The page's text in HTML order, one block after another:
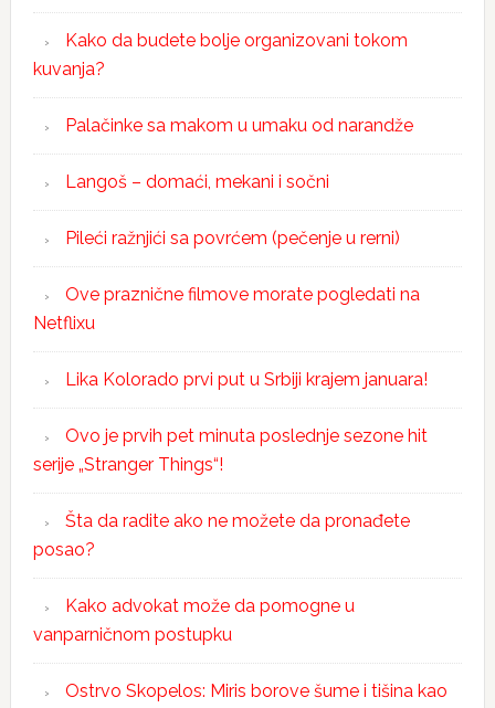
Kako da budete bolje organizovani tokom
kuvanja?
Palačinke sa makom u umaku od narandže
Langoš – domaći, mekani i sočni
Pileći ražnjići sa povrćem (pečenje u rerni)
Ove praznične filmove morate pogledati na
Netflixu
Lika Kolorado prvi put u Srbiji krajem januara!
Ovo je prvih pet minuta poslednje sezone hit
serije „Stranger Things“!
Šta da radite ako ne možete da pronađete
posao?
Kako advokat može da pomogne u
vanparničnom postupku
Ostrvo Skopelos: Miris borove šume i tišina kao